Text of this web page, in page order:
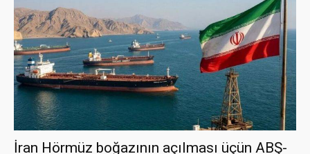
İran Hörmüz boğazının açılması üçün ABŞ-